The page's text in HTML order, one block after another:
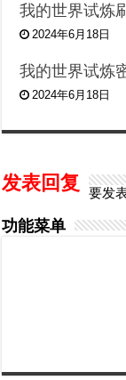
我的世界试炼
2024年6月18日
我的世界试炼
2024年6月18日
发表回复 要发
功能菜单